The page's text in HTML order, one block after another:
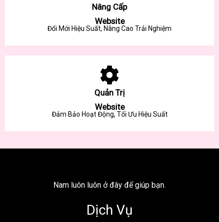
Nâng Cấp
Website
Đổi Mới Hiệu Suất, Nâng Cao Trải Nghiệm
Quản Trị
Website
Đảm Bảo Hoạt Động, Tối Ưu Hiệu Suất
Nam luôn luôn ở đây để giúp bạn.
Dịch Vụ